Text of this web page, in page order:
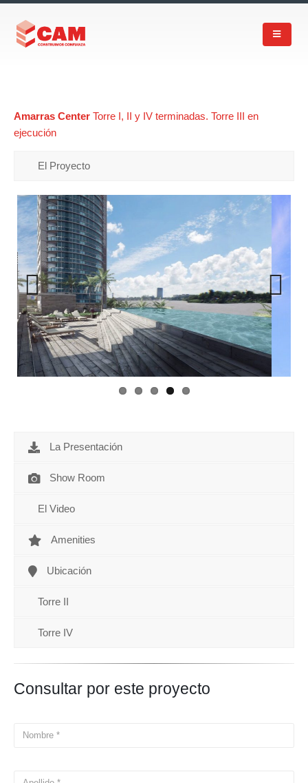
Amarras Center Torre I, II y IV terminadas. Torre III en
ejecución
El Proyecto
Previous Next
La Presentación
Show Room
El Video
Amenities
Ubicación
Torre II
Torre IV
Consultar por este proyecto